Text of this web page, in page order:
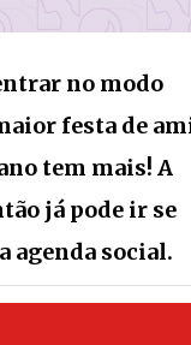
o mercado VEJA
no modo
festa de
tem mais! A
já pode ir se
agenda social.